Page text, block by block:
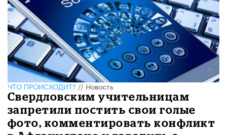
ЧТО ПРОИСХОДИТ?//Новость
Свердловским учительницам
запретили постить свои голые
фото, комментировать конфликт